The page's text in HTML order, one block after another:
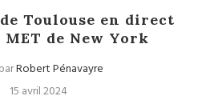
Toulouse en direct
MET de New York
Robert Pénavayre
15 avril 2024